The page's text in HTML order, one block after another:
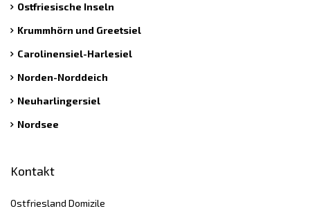
Ostfriesische Inseln
Krummhörn und Greetsiel
Carolinensiel-Harlesiel
Norden-Norddeich
Neuharlingersiel
Nordsee
Kontakt
Ostfriesland Domizile